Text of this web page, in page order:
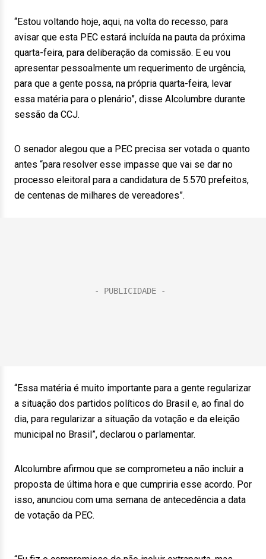
“Estou voltando hoje, aqui, na volta do recesso, para
avisar que esta PEC estará incluída na pauta da próxima
quarta-feira, para deliberação da comissão. E eu vou
apresentar pessoalmente um requerimento de urgência,
para que a gente possa, na própria quarta-feira, levar
essa matéria para o plenário”, disse Alcolumbre durante
sessão da CCJ.
O senador alegou que a PEC precisa ser votada o quanto
antes “para resolver esse impasse que vai se dar no
processo eleitoral para a candidatura de 5.570 prefeitos,
de centenas de milhares de vereadores”.
“Essa matéria é muito importante para a gente regularizar
a situação dos partidos políticos do Brasil e, ao final do
dia, para regularizar a situação da votação e da eleição
municipal no Brasil”, declarou o parlamentar.
Alcolumbre afirmou que se comprometeu a não incluir a
proposta de última hora e que cumpriria esse acordo. Por
isso, anunciou com uma semana de antecedência a data
de votação da PEC.